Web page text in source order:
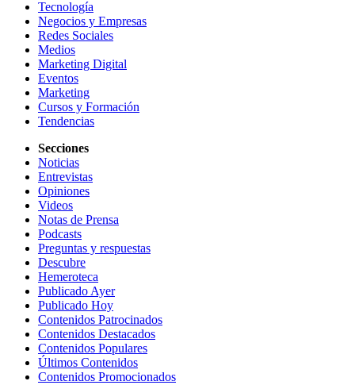
Tecnología
Negocios y Empresas
Redes Sociales
Medios
Marketing Digital
Eventos
Marketing
Cursos y Formación
Tendencias
Secciones
Noticias
Entrevistas
Opiniones
Videos
Notas de Prensa
Podcasts
Preguntas y respuestas
Descubre
Hemeroteca
Publicado Ayer
Publicado Hoy
Contenidos Patrocinados
Contenidos Destacados
Contenidos Populares
Últimos Contenidos
Contenidos Promocionados